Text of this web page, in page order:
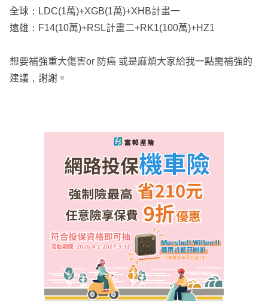
全球：LDC(1萬)+XGB(1萬)+XHB計畫一
遠雄：F14(10萬)+RSL計畫二+RK1(100萬)+HZ1
想要補強重大傷害or 防癌 或是麻煩大家給我一點需補強的
建議，謝謝。